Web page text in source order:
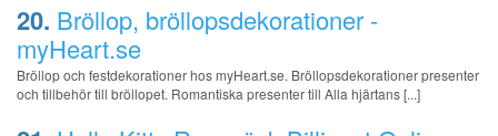
20. Bröllop, bröllopsdekorationer -
myHeart.se
Bröllop och festdekorationer hos myHeart.se. Bröllopsdekorationer presenter
och tillbehör till bröllopet. Romantiska presenter till Alla hjärtans [...]